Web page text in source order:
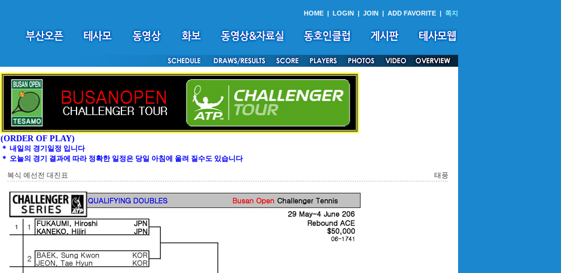
HOME | LOGIN | JOIN | ADD FAVORITE | 쪽지
(ORDER OF PLAY)
＊ 내일의 경기일정 입니다
＊ 오늘의 경기 결과에 따라 정확한 일정은 당일 아침에 올려 질수도 있습니다
복식 예선전 대진표
태풍